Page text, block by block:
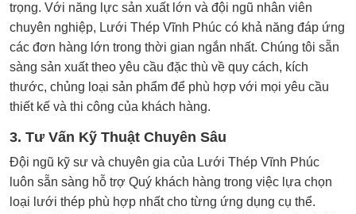
trọng. Với năng lực sản xuất lớn và đội ngũ nhân viên
chuyên nghiệp, Lưới Thép Vĩnh Phúc có khả năng đáp ứng
các đơn hàng lớn trong thời gian ngắn nhất. Chúng tôi sẵn
sàng sản xuất theo yêu cầu đặc thù về quy cách, kích
thước, chủng loại sản phẩm để phù hợp với mọi yêu cầu
thiết kế và thi công của khách hàng.
3. Tư Vấn Kỹ Thuật Chuyên Sâu
Đội ngũ kỹ sư và chuyên gia của Lưới Thép Vĩnh Phúc
luôn sẵn sàng hỗ trợ Quý khách hàng trong việc lựa chọn
loại lưới thép phù hợp nhất cho từng ứng dụng cụ thể.